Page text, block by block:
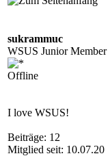
sukrammuc
WSUS Junior Member
Offline
I love WSUS!
Beiträge: 12
Mitglied seit: 10.07.20